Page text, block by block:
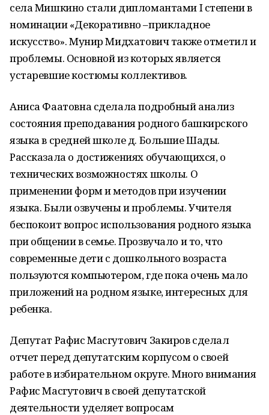
села Мишкино стали дипломантами I степени в
номинации «Декоративно –прикладное
искусство». Мунир Мидхатович также отметил и
проблемы. Основной из которых является
устаревшие костюмы коллективов.
Аниса Фаатовна сделала подробный анализ
состояния преподавания родного башкирского
языка в средней школе д. Большие Шады.
Рассказала о достижениях обучающихся, о
технических возможностях школы. О
применении форм и методов при изучении
языка. Были озвучены и проблемы. Учителя
беспокоит вопрос использования родного языка
при общении в семье. Прозвучало и то, что
современные дети с дошкольного возраста
пользуются компьютером, где пока очень мало
приложений на родном языке, интересных для
ребенка.
Депутат Рафис Масгутович Закиров сделал
отчет перед депутатским корпусом о своей
работе в избирательном округе. Много внимания
Рафис Масгутович в своей депутатской
деятельности уделяет вопросам